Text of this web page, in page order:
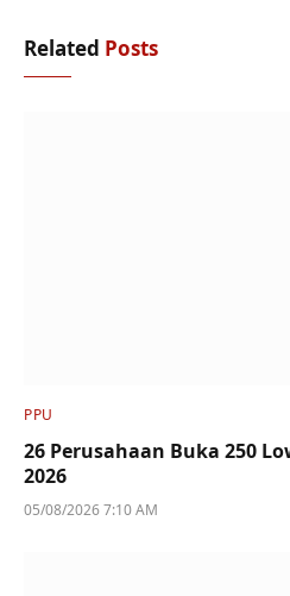
Related Posts
PPU
26 Perusahaan Buka 250
2026
05/08/2026 7:10 AM